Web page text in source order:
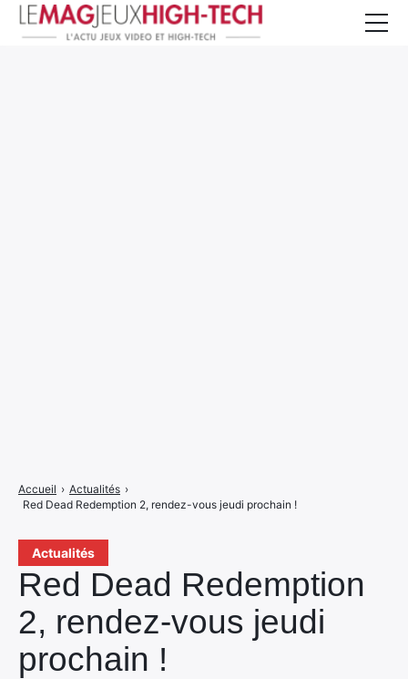
Actualités
Red Dead Redemption
2, rendez-vous jeudi
prochain !
Accueil › Actualités ›
Red Dead Redemption 2, rendez-vous jeudi prochain !